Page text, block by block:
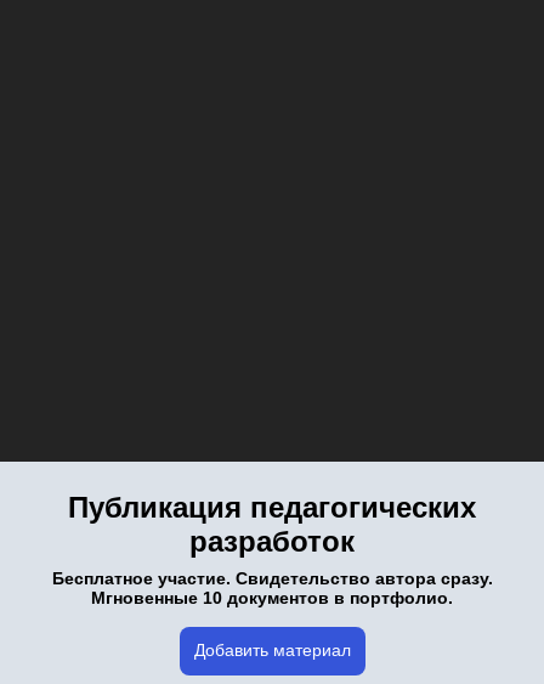
Публикация педагогических
разработок
Бесплатное участие. Свидетельство автора сразу.
Мгновенные 10 документов в портфолио.
Добавить материал